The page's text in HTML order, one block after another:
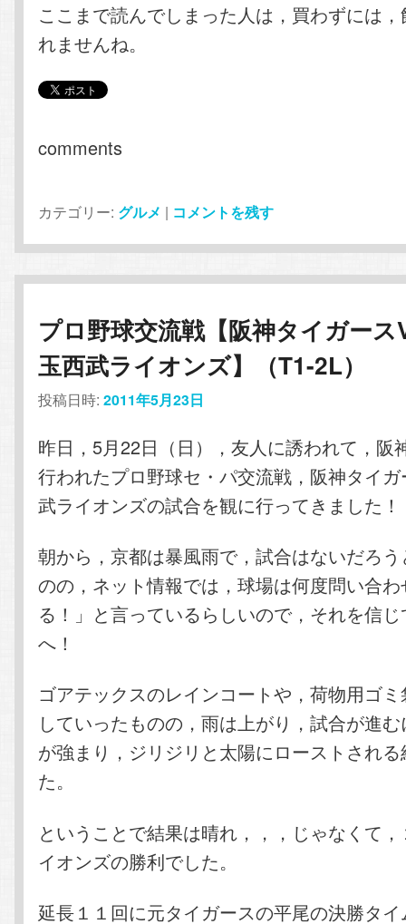
ここまで読んでしまった人は，買わずには
れませんね。
comments
カテゴリー: グルメ | コメントを残す
プロ野球交流戦【阪神タイガース
玉西武ライオンズ】（T1-2L）
投稿日時:2011年5月23日
昨日，5月22日（日），友人に誘われて，阪
行われたプロ野球セ・パ交流戦，阪神タイ
武ライオンズの試合を観に行ってきました！
朝から，京都は暴風雨で，試合はないだろ
のの，ネット情報では，球場は何度問い合
る！」と言っているらしいので，それを信
へ！
ゴアテックスのレインコートや，荷物用ゴ
していったものの，雨は上がり，試合が進
が強まり，ジリジリと太陽にローストされ
た。
ということで結果は晴れ，，，じゃなくて
イオンズの勝利でした。
延長１１回に元タイガースの平尾の決勝タ